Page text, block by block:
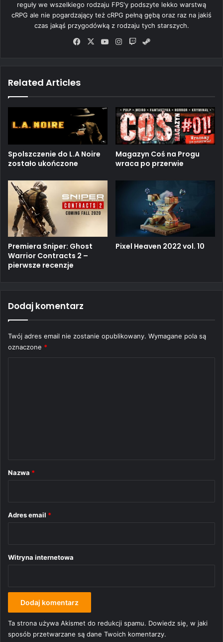
reguły we wszelkiego rodzaju FPS'y podszyte lekko warstwą
cRPG ale nie pogardzający też cRPG pełną gębą oraz raz na jakiś
czas jakąś przygodówką z rodzaju tych starszych.
Fa
X
Yo
Ins
Tw
Related Articles
Spolszczenie do L.A Noire
zostało ukończone
Magazyn Coś na Progu
wraca po przerwie
Premiera Sniper: Ghost
Warrior Contracts 2 –
pierwsze recenzje
Pixel Heaven 2022 vol. 10
Dodaj komentarz
Twój adres email nie zostanie opublikowany. Wymagane pola są
oznaczone *
r
Nazwa *
Adres email *
Witryna internetowa
Ta strona używa Akismet do redukcji spamu. Dowiedz się, w jaki
sposób przetwarzane są dane Twoich komentarzy.